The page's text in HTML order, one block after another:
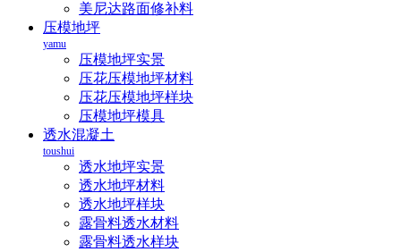
美尼达路面修补料
压模地坪
yamu
压模地坪实景
压花压模地坪材料
压花压模地坪样块
压模地坪模具
透水混凝土
toushui
透水地坪实景
透水地坪材料
透水地坪样块
露骨料透水材料
露骨料透水样块